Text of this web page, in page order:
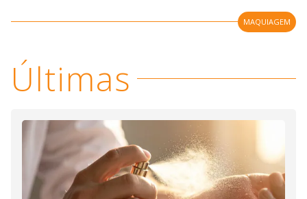
MAQUIAGEM
Últimas